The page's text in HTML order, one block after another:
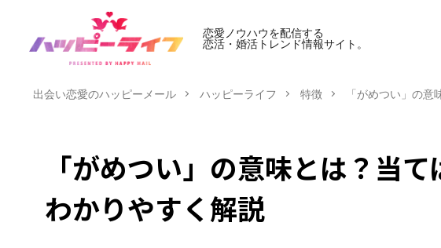
恋愛ノウハウを配信する
恋活・婚活トレンド情報サイト。
出会い恋愛のハッピーメール ハッピーライフ 特徴 「がめつい」の
「がめつい」の意味とは？当
わかりやすく解説